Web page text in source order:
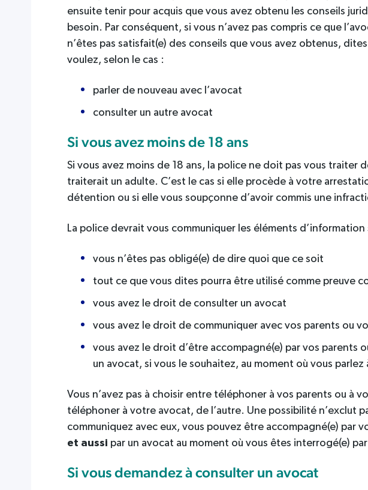
ensuite tenir pour acquis que vous avez obtenu les conseils
besoin. Par conséquent, si vous n’avez pas compris ce que
n’êtes pas satisfait(e) des conseils que vous avez obtenus,
voulez, selon le cas :
parler de nouveau avec l’avocat
consulter un autre avocat
Si vous avez moins de 18 ans
Si vous avez moins de 18 ans, la police ne doit pas vous traiter
traiterait un adulte. C’est le cas si elle procède à votre
détention ou si elle vous soupçonne d’avoir commis une
La police devrait vous communiquer les éléments d’information
vous n’êtes pas obligé(e) de dire quoi que ce soit
tout ce que vous dites pourra être utilisé comme preuve
vous avez le droit de consulter un avocat
vous avez le droit de communiquer avec vos parents ou
vous avez le droit d’être accompagné(e) par vos parents
un avocat, si vous le souhaitez, au moment où vous parlez
Vous n’avez pas à choisir entre téléphoner à vos parents ou à
téléphoner à votre avocat, de l’autre. Une possibilité n’exclut
communiquez avec eux, vous pouvez être accompagné(e) par
et aussi par un avocat au moment où vous êtes interrogé(e)
Si vous demandez à consulter un avocat